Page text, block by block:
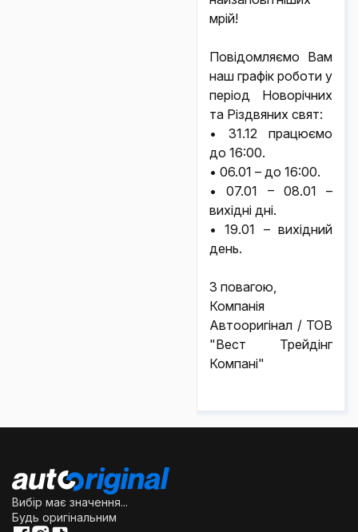
мрій!
Повідомляємо Вам
наш графік роботи у
період Новорічних
та Різдвяних свят:
• 31.12 працюємо
до 16:00.
• 06.01 – до 16:00.
• 07.01 – 08.01 –
вихідні дні.
• 19.01 – вихідний
день.
З повагою,
Компанія
Автооригінал / ТОВ
"Вест Трейдінг
Компані"
Вибір має значення...
Будь оригінальним